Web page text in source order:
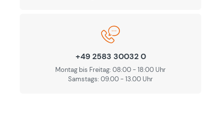
+49 2583 30032 0
Montag bis Freitag: 08:00 - 18:00 Uhr
Samstags: 09.00 - 13.00 Uhr